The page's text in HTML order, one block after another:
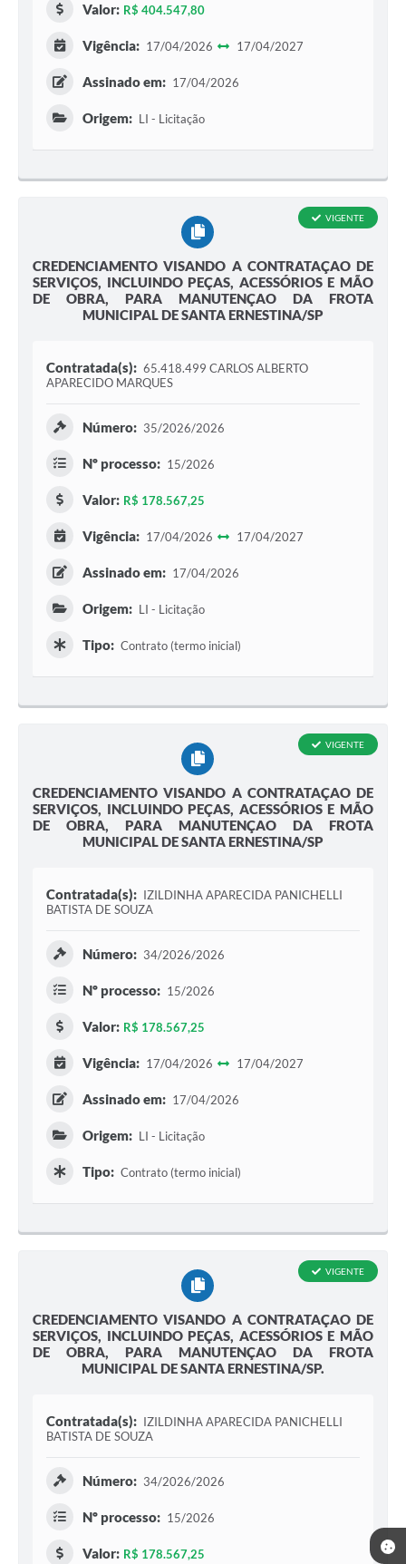
Valor: R$ 404.547,80
Vigência: 17/04/2026 17/04/2027
Assinado em: 17/04/2026
Origem: LI - Licitação
CREDENCIAMENTO VISANDO A CONTRATAÇAO DE
SERVIÇOS, INCLUINDO PEÇAS, ACESSÓRIOS E MÃO
DE OBRA, PARA MANUTENÇAO DA FROTA
MUNICIPAL DE SANTA ERNESTINA/SP
VIGENTE
Contratada(s): 65.418.499 CARLOS ALBERTO
APARECIDO MARQUES
Número: 35/2026/2026
Nº processo: 15/2026
Valor: R$ 178.567,25
Vigência: 17/04/2026 17/04/2027
Assinado em: 17/04/2026
Origem: LI - Licitação
Tipo: Contrato (termo inicial)
CREDENCIAMENTO VISANDO A CONTRATAÇAO DE
SERVIÇOS, INCLUINDO PEÇAS, ACESSÓRIOS E MÃO
DE OBRA, PARA MANUTENÇAO DA FROTA
MUNICIPAL DE SANTA ERNESTINA/SP
VIGENTE
Contratada(s): IZILDINHA APARECIDA PANICHELLI
BATISTA DE SOUZA
Número: 34/2026/2026
Nº processo: 15/2026
Valor: R$ 178.567,25
Vigência: 17/04/2026 17/04/2027
Assinado em: 17/04/2026
Origem: LI - Licitação
Tipo: Contrato (termo inicial)
CREDENCIAMENTO VISANDO A CONTRATAÇAO DE
SERVIÇOS, INCLUINDO PEÇAS, ACESSÓRIOS E MÃO
DE OBRA, PARA MANUTENÇAO DA FROTA
MUNICIPAL DE SANTA ERNESTINA/SP.
VIGENTE
Contratada(s): IZILDINHA APARECIDA PANICHELLI
BATISTA DE SOUZA
Número: 34/2026/2026
Nº processo: 15/2026
Valor: R$ 178.567,25